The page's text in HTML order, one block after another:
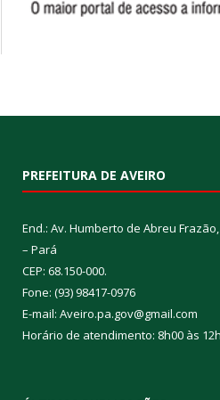
PREFEITURA DE AVEIRO
End.: Av. Humberto de Abreu
– Pará
CEP: 68.150-000.
Fone: (93) 98417-0976
E-mail: Aveiro.pa.gov@gmail.com
Horário de atendimento: 8h00 às